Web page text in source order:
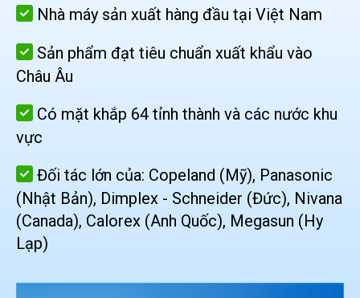
Nhà máy sản xuất hàng đầu tại Việt Nam
Sản phẩm đạt tiêu chuẩn xuất khẩu vào
Châu Âu
Có mặt khắp 64 tỉnh thành và các nước khu
vực
Đối tác lớn của: Copeland (Mỹ), Panasonic
(Nhật Bản), Dimplex - Schneider (Đức), Nivana
(Canada), Calorex (Anh Quốc), Megasun (Hy
Lạp)